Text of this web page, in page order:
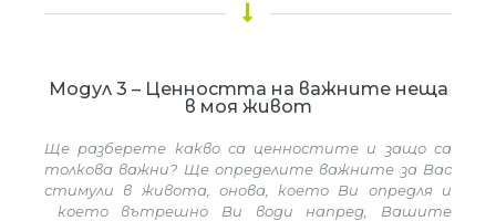
Модул 3 – Ценността на важните неща
в моя живот
Ще разберете какво са ценностите и защо са
толкова важни? Ще определите важните за Вас
стимули в живота, онова, което Ви опредля и
което вътрешно Ви води напред, Вашите